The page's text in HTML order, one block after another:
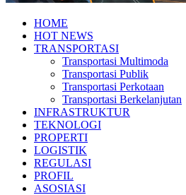
HOME
HOT NEWS
TRANSPORTASI
Transportasi Multimoda
Transportasi Publik
Transportasi Perkotaan
Transportasi Berkelanjutan
INFRASTRUKTUR
TEKNOLOGI
PROPERTI
LOGISTIK
REGULASI
PROFIL
ASOSIASI